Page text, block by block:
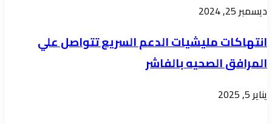
الشهادة
المؤجلة
للعام
ديسمبر 25, 2024
انتهاكات مليشيات الدعم السريع تتواصل علي
المرافق الصحيه بالفاشر
يناير 5, 2025